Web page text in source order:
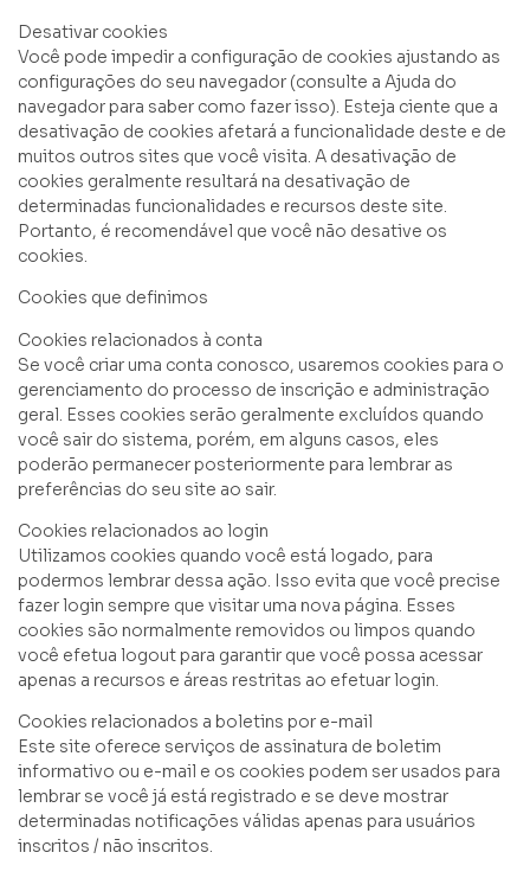
Desativar cookies
Você pode impedir a configuração de cookies ajustando as
configurações do seu navegador (consulte a Ajuda do
navegador para saber como fazer isso). Esteja ciente que a
desativação de cookies afetará a funcionalidade deste e de
muitos outros sites que você visita. A desativação de
cookies geralmente resultará na desativação de
determinadas funcionalidades e recursos deste site.
Portanto, é recomendável que você não desative os
cookies.
Cookies que definimos
Cookies relacionados à conta
Se você criar uma conta conosco, usaremos cookies para o
gerenciamento do processo de inscrição e administração
geral. Esses cookies serão geralmente excluídos quando
você sair do sistema, porém, em alguns casos, eles
poderão permanecer posteriormente para lembrar as
preferências do seu site ao sair.
Cookies relacionados ao login
Utilizamos cookies quando você está logado, para
podermos lembrar dessa ação. Isso evita que você precise
fazer login sempre que visitar uma nova página. Esses
cookies são normalmente removidos ou limpos quando
você efetua logout para garantir que você possa acessar
apenas a recursos e áreas restritas ao efetuar login.
Cookies relacionados a boletins por e-mail
Este site oferece serviços de assinatura de boletim
informativo ou e-mail e os cookies podem ser usados para
lembrar se você já está registrado e se deve mostrar
determinadas notificações válidas apenas para usuários
inscritos / não inscritos.